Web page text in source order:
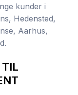
kunder i
Hedensted,
Aarhus,